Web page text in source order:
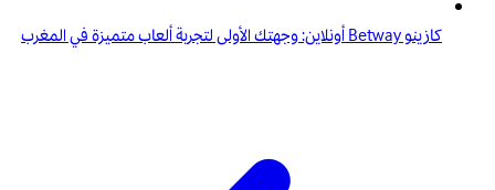
كازينو Betway أونلاين: وجهتك الأولى لتجربة ألعاب متميزة في المغرب